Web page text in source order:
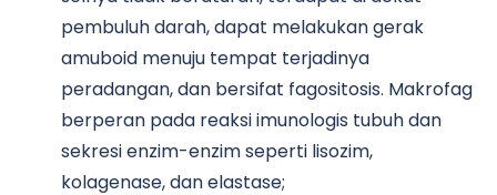
pembuluh darah, dapat melakukan gerak
amuboid menuju tempat terjadinya
peradangan, dan bersifat fagositosis. Makrofag
berperan pada reaksi imunologis tubuh dan
sekresi enzim-enzim seperti lisozim,
kolagenase, dan elastase;